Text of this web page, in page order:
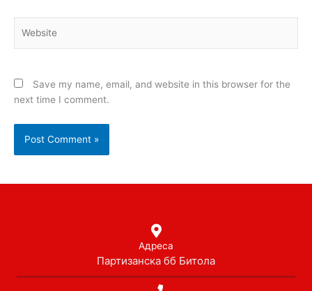
Save my name, email, and website in this browser for the
next time I comment.
Адреса
Партизанска бб Битола